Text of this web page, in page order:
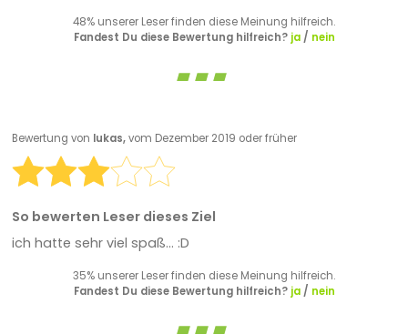
48% unserer Leser finden diese Meinung hilfreich.
Fandest Du diese Bewertung hilfreich? ja/ nein
Bewertung von lukas,vom Dezember 2019 oder früher
So bewerten Leser dieses Ziel
ich hatte sehr viel spaß... :D
35% unserer Leser finden diese Meinung hilfreich.
Fandest Du diese Bewertung hilfreich? ja/ nein